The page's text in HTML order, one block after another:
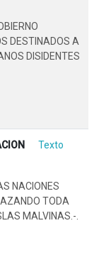
DESTINADOS A
DISIDENTES
Texto
NACIONES
TODA
MALVINAS.-.